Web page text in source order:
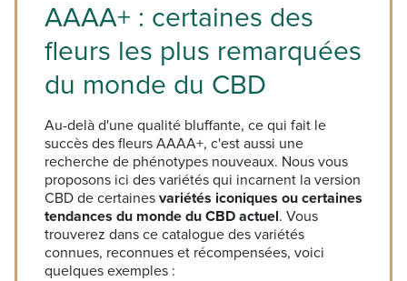
AAAA+ : certaines des
fleurs les plus remarquées
du monde du CBD
Au-delà d'une qualité bluffante, ce qui fait le
succès des fleurs AAAA+, c'est aussi une
recherche de phénotypes nouveaux. Nous vous
proposons ici des variétés qui incarnent la version
CBD de certaines variétés iconiques ou certaines
tendances du monde du CBD actuel. Vous
trouverez dans ce catalogue des variétés
connues, reconnues et récompensées, voici
quelques exemples :